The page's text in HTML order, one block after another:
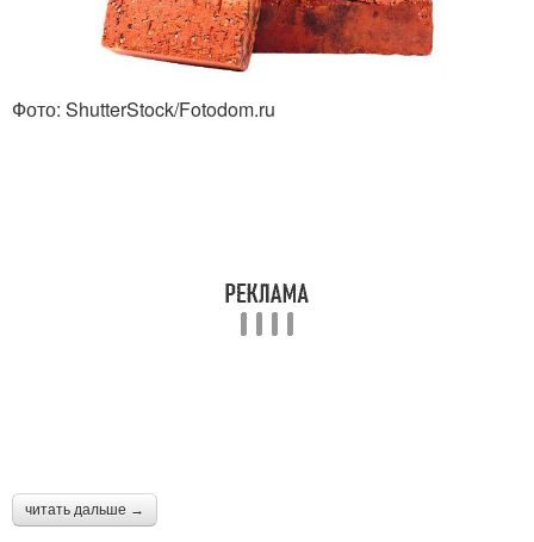
Фото: ShutterStock/Fotodom.ru
читать дальше →